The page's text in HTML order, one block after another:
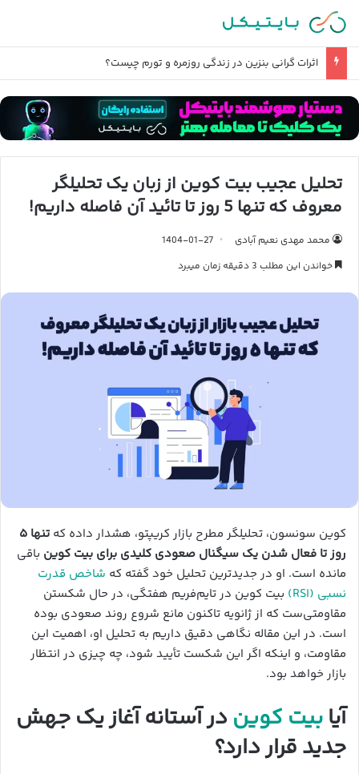
اثرات گرانی بنزین در زندگی روزمره و تورم چیست؟
تحلیل عجیب بیت کوین از زبان یک تحلیلگر
معروف که تنها 5 روز تا تائید آن فاصله داریم!
محمد مهدی نعیم آبادی
1404-01-27
خواندن این مطلب 3 دقیقه زمان میبرد
کوین سونسون، تحلیلگر مطرح بازار کریپتو، هشدار داده که
تنها ۵
روز تا فعال شدن یک سیگنال صعودی کلیدی برای بیت کوین باقی
مانده است. او در جدیدترین تحلیل خود گفته که شاخص قدرت
نسبی (RSI)
بیت کوین در تایم‌فریم هفتگی، در حال شکستن
مقاومتی‌ست که از ژانویه تاکنون مانع شروع روند صعودی بوده
است. در این مقاله نگاهی دقیق داریم به تحلیل او، اهمیت این
مقاومت، و اینکه اگر این شکست تأیید شود، چه چیزی در انتظار
بازار خواهد بود.
آیابیت کوین در آستانه آغاز یک جهش
جدید قرار دارد؟